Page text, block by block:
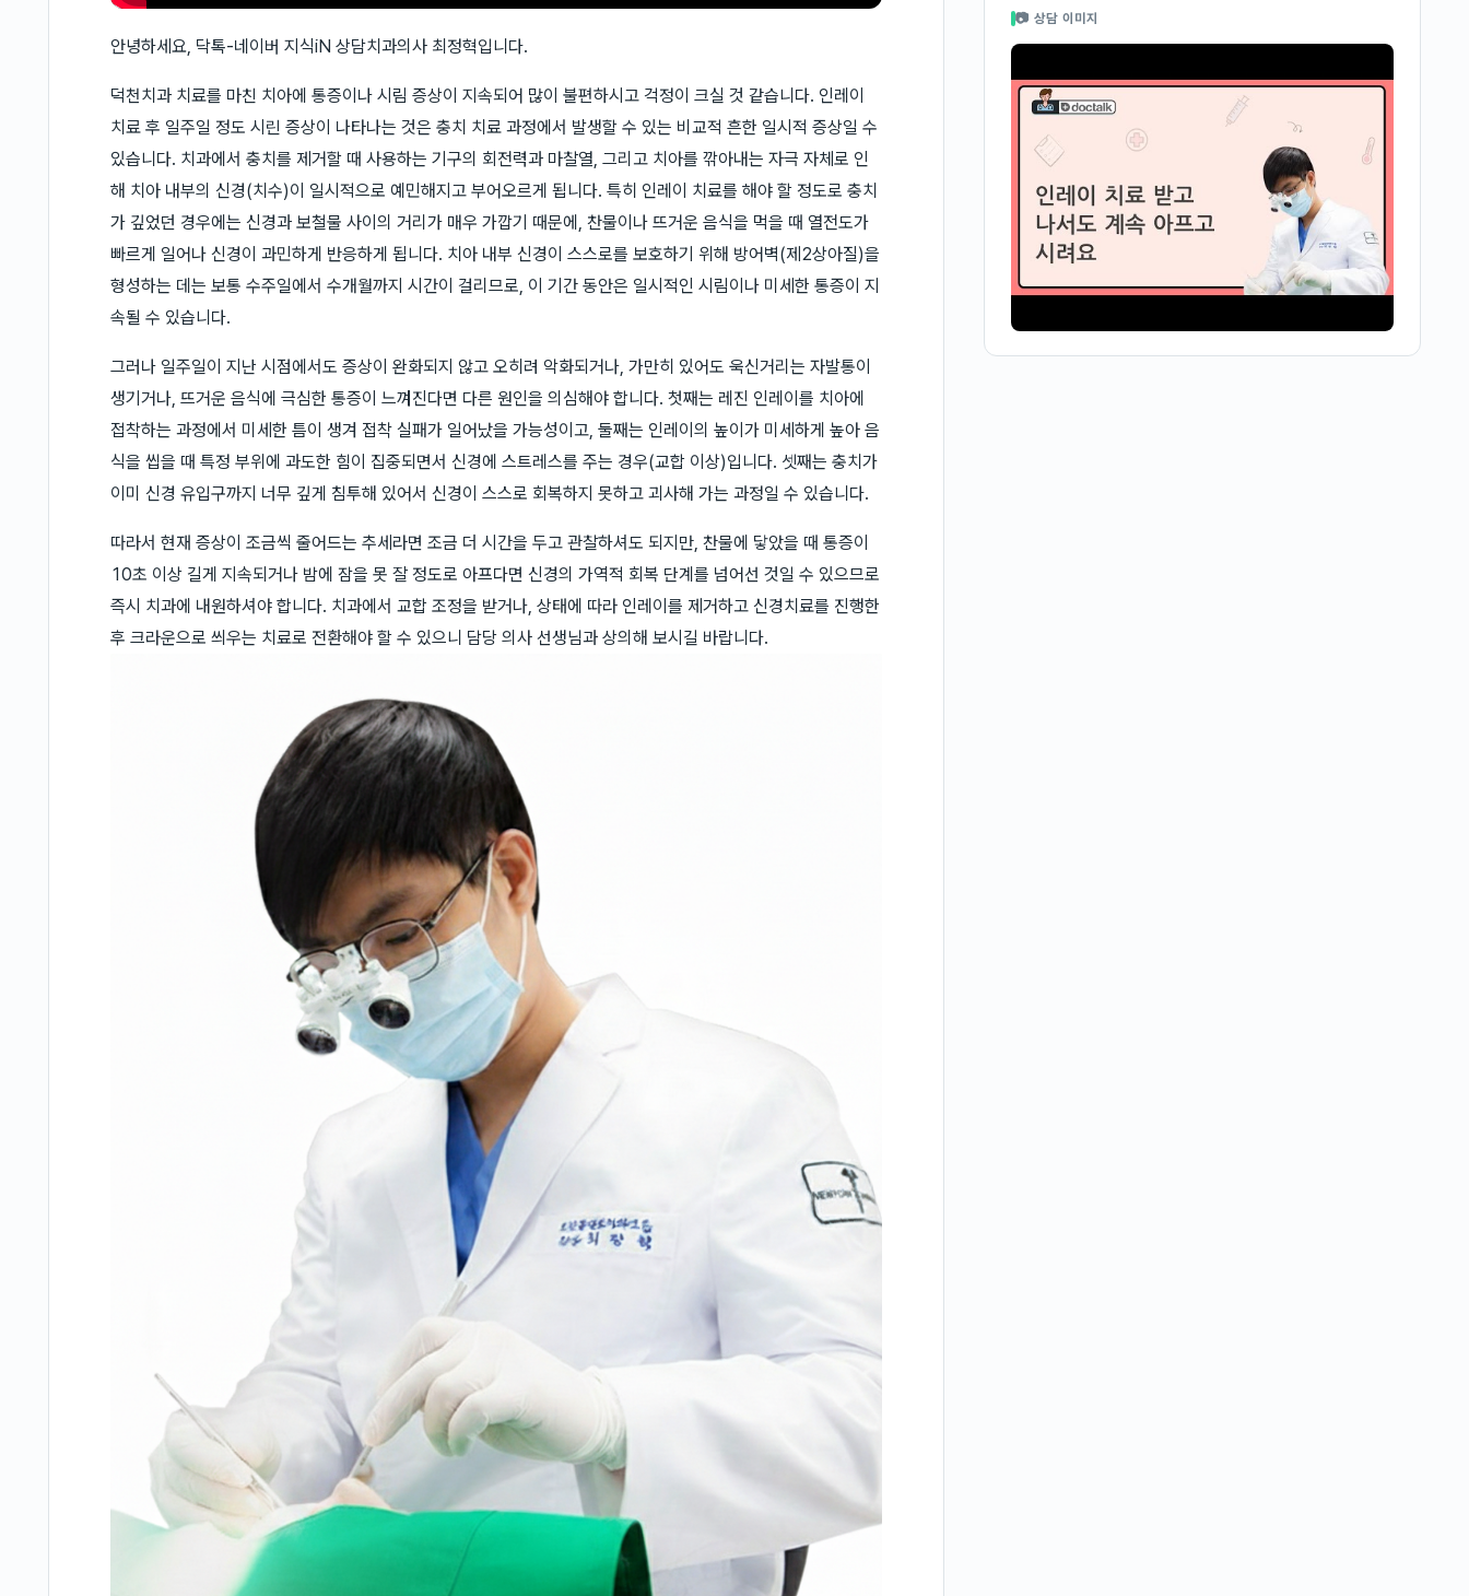
안녕하세요, 닥톡-네이버 지식iN 상담치과의사 최정혁입니다.
덕천치과 치료를 마친 치아에 통증이나 시림 증상이 지속되어 많이 불편하시고 걱정이 크실 것 같습니다. 인레이
치료 후 일주일 정도 시린 증상이 나타나는 것은 충치 치료 과정에서 발생할 수 있는 비교적 흔한 일시적 증상일 수
있습니다. 치과에서 충치를 제거할 때 사용하는 기구의 회전력과 마찰열, 그리고 치아를 깎아내는 자극 자체로 인
해 치아 내부의 신경(치수)이 일시적으로 예민해지고 부어오르게 됩니다. 특히 인레이 치료를 해야 할 정도로 충치
가 깊었던 경우에는 신경과 보철물 사이의 거리가 매우 가깝기 때문에, 찬물이나 뜨거운 음식을 먹을 때 열전도가
빠르게 일어나 신경이 과민하게 반응하게 됩니다. 치아 내부 신경이 스스로를 보호하기 위해 방어벽(제2상아질)을
형성하는 데는 보통 수주일에서 수개월까지 시간이 걸리므로, 이 기간 동안은 일시적인 시림이나 미세한 통증이 지
속될 수 있습니다.
그러나 일주일이 지난 시점에서도 증상이 완화되지 않고 오히려 악화되거나, 가만히 있어도 욱신거리는 자발통이
생기거나, 뜨거운 음식에 극심한 통증이 느껴진다면 다른 원인을 의심해야 합니다. 첫째는 레진 인레이를 치아에
접착하는 과정에서 미세한 틈이 생겨 접착 실패가 일어났을 가능성이고, 둘째는 인레이의 높이가 미세하게 높아 음
식을 씹을 때 특정 부위에 과도한 힘이 집중되면서 신경에 스트레스를 주는 경우(교합 이상)입니다. 셋째는 충치가
이미 신경 유입구까지 너무 깊게 침투해 있어서 신경이 스스로 회복하지 못하고 괴사해 가는 과정일 수 있습니다.
따라서 현재 증상이 조금씩 줄어드는 추세라면 조금 더 시간을 두고 관찰하셔도 되지만, 찬물에 닿았을 때 통증이
10초 이상 길게 지속되거나 밤에 잠을 못 잘 정도로 아프다면 신경의 가역적 회복 단계를 넘어선 것일 수 있으므로
즉시 치과에 내원하셔야 합니다. 치과에서 교합 조정을 받거나, 상태에 따라 인레이를 제거하고 신경치료를 진행한
후 크라운으로 씌우는 치료로 전환해야 할 수 있으니 담당 의사 선생님과 상의해 보시길 바랍니다.
📷 상담 이미지